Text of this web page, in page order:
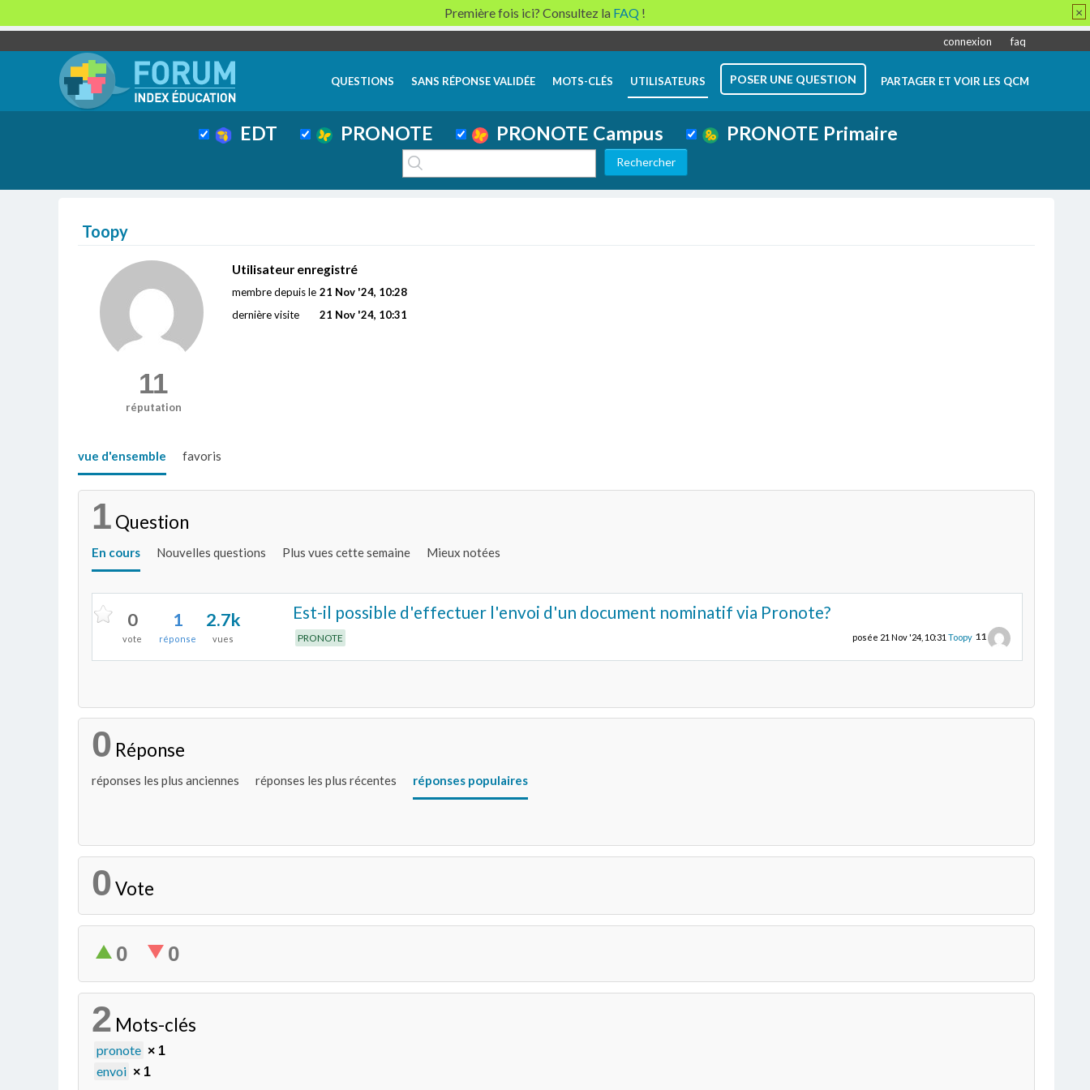
connexion faq
QUESTIONS SANS RÉPONSE VALIDÉE MOTS-CLÉS UTILISATEURS POSER UNE QUESTION PARTAGER ET VOIR LES QCM
EDT PRONOTE PRONOTE Campus PRONOTE Primaire
Toopy
11
réputation
Utilisateur enregistré
membre depuis le 21 Nov '24, 10:28
dernière visite
21 Nov '24, 10:31
vue d'ensemble favoris
1 Question
En cours Nouvelles questions Plus vues cette semaine Mieux notées
0
vote
1
réponse
2.7k
vues
Est-il possible d'effectuer l'envoi d'un document nominatif via Pronote?
PRONOTE posée 21 Nov '24, 10:31 Toopy 11
0 Réponse
réponses les plus anciennes réponses les plus récentes réponses populaires
0 Vote
0 0
2 Mots-clés
pronote × 1
envoi × 1
Première fois ici? Consultez la FAQ ! ×